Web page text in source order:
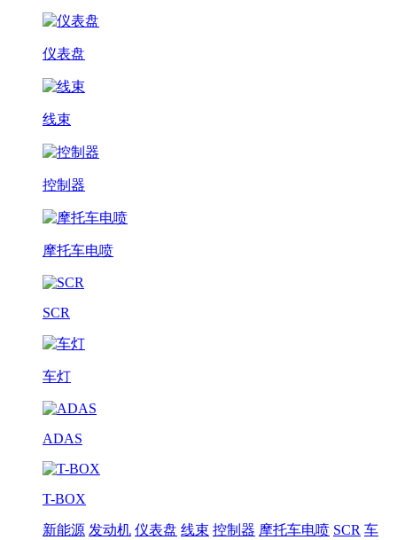
仪表盘
线束
控制器
摩托车电喷
SCR
车灯
ADAS
T-BOX
新能源 发动机 仪表盘 线束 控制器 摩托车电喷 SCR 车